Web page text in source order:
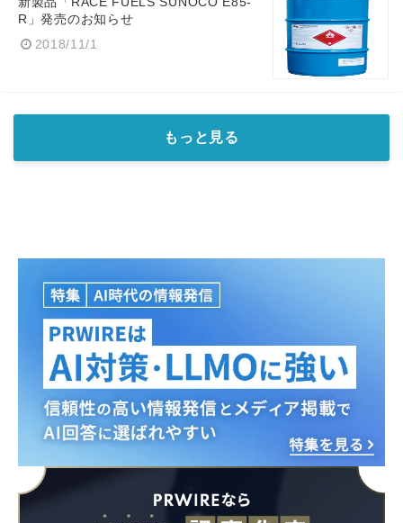
R」発売のお知らせ
2018/11/1
もっと見る